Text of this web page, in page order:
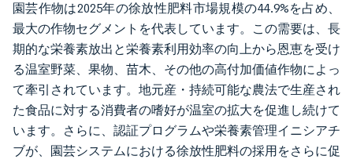
園芸作物は2025年の徐放性肥料市場規模の44.9%を占め、
最大の作物セグメントを代表しています。この需要は、長
期的な栄養素放出と栄養素利用効率の向上から恩恵を受け
る温室野菜、果物、苗木、その他の高付加価値作物によっ
て牽引されています。地元産・持続可能な農法で生産され
た食品に対する消費者の嗜好が温室の拡大を促進し続けて
います。さらに、認証プログラムや栄養素管理イニシアチ
ブが、園芸システムにおける徐放性肥料の採用をさらに促